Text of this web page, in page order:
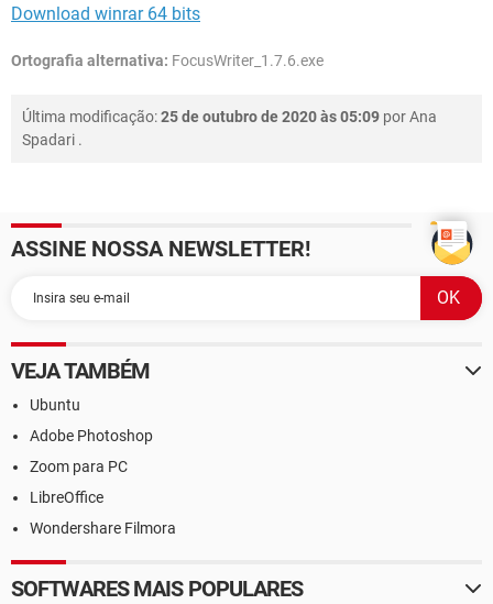
Download winrar 64 bits
Ortografia alternativa: FocusWriter_1.7.6.exe
Última modificação:25 de outubro de 2020 às 05:09 porAna
Spadari .
ASSINE NOSSA NEWSLETTER!
VEJA TAMBÉM
Ubuntu
Adobe Photoshop
Zoom para PC
LibreOffice
Wondershare Filmora
SOFTWARES MAIS POPULARES